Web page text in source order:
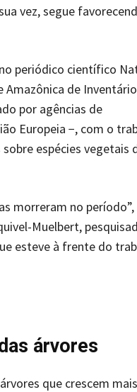
vez, segue
periódico científico
de
por agências de
Europeia −, com o
espécies vegetais
morreram no período”,
Muelbert,
esteve à frente do
árvores
que crescem mais